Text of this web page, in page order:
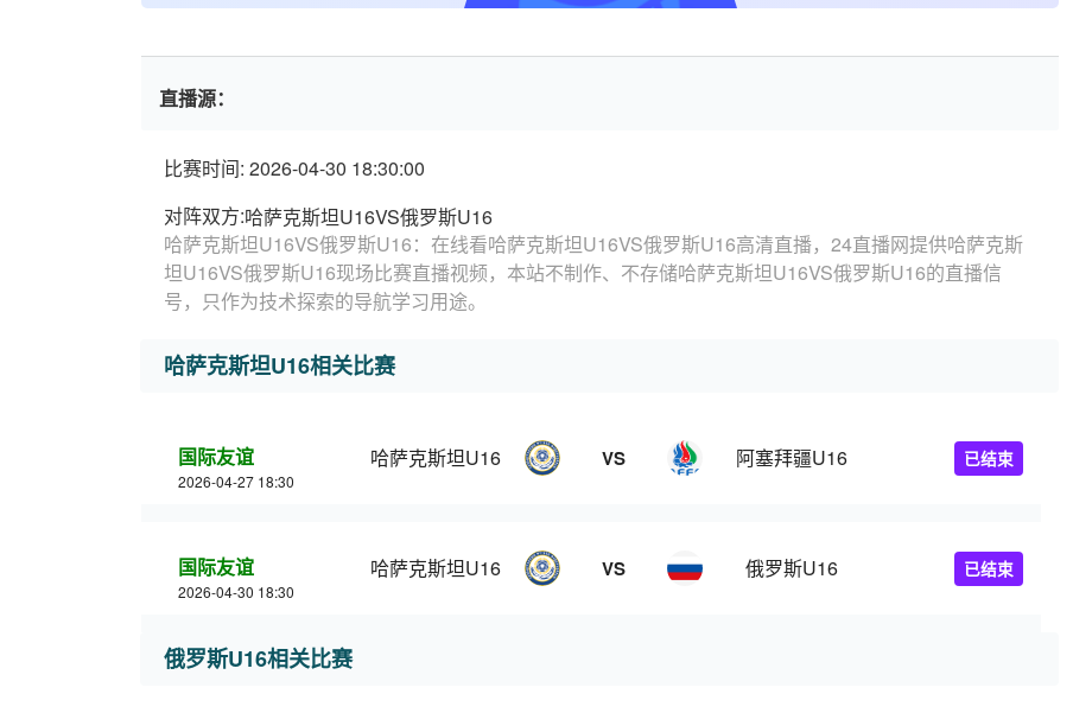
直播源：
比赛时间: 2026-04-30 18:30:00
对阵双方:哈萨克斯坦U16VS俄罗斯U16
哈萨克斯坦U16VS俄罗斯U16：在线看哈萨克斯坦U16VS俄罗斯U16高清直播，24直播网提供哈萨克斯
坦U16VS俄罗斯U16现场比赛直播视频，本站不制作、不存储哈萨克斯坦U16VS俄罗斯U16的直播信
号，只作为技术探索的导航学习用途。
哈萨克斯坦U16相关比赛
国际友谊
2026-04-27 18:30
哈萨克斯坦U16 VS 阿塞拜疆U16 已结束
国际友谊
2026-04-30 18:30
哈萨克斯坦U16 VS 俄罗斯U16 已结束
俄罗斯U16相关比赛